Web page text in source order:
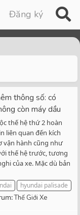
Đăng ký
thông số: có
còn máy dầu
thế hệ thứ 2 hoàn
liên quan đến kích
vận hành cũng như
thế hệ trước, tương
của xe. Mặc dù bản
hyundai palisade
Thế Giới Xe